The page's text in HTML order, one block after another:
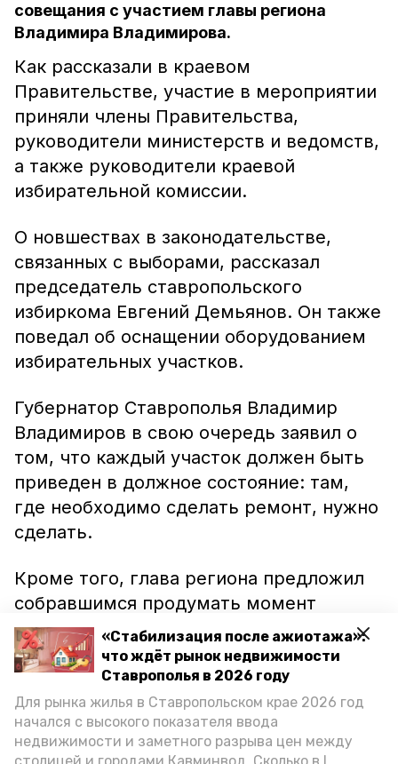
«Стабилизация после ажиотажа»:
что ждёт рынок недвижимости
Ставрополья в 2026 году
Для рынка жилья в Ставропольском крае 2026 год
начался с высокого показателя ввода
недвижимости и заметного разрыва цен между
совещания с участием главы региона
Владимира Владимирова.
Как рассказали в краевом
Правительстве, участие в мероприятии
приняли члены Правительства,
руководители министерств и ведомств,
а также руководители краевой
избирательной комиссии.
О новшествах в законодательстве,
связанных с выборами, рассказал
председатель ставропольского
избиркома Евгений Демьянов. Он также
поведал об оснащении оборудованием
избирательных участков.
Губернатор Ставрополья Владимир
Владимиров в свою очередь заявил о
том, что каждый участок должен быть
приведен в должное состояние: там,
где необходимо сделать ремонт, нужно
сделать.
Кроме того, глава региона предложил
собравшимся продумать момент
транспортной доставки граждан края к
избирательным участкам из населенных
пунктов, где невозможно
проголосовать.
Каждый должен видеть, что выборы